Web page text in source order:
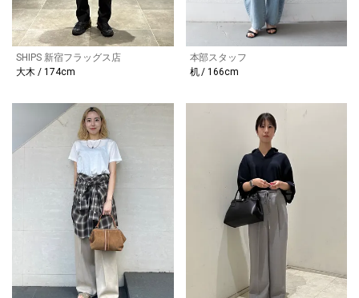
SHIPS 新宿フラッグス店
大木 / 174cm
本部スタッフ
机 / 166cm